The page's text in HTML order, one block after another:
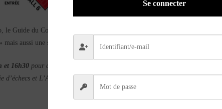
Guide du Collectionneur moto 2025 qui vient juste de paraître, le dernier
mais aussi une sélection de livres !
et 16h30 pour dédicacer ses ouvrages : Voxan, trajectoire d’une comète, mais
et L’Aventure Barigo – mythe et réalité
Se connecter